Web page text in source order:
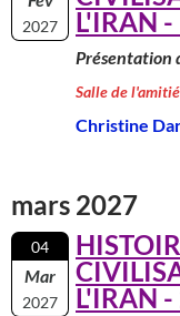
2027
L'IRAN -
Présentation
Salle de l'amitié
Christine
mars 2027
04
Mar
2027
L'IRAN -